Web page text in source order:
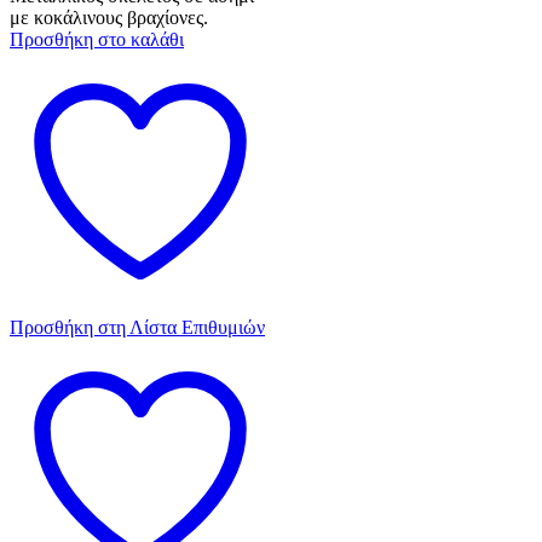
με κοκάλινους βραχίονες.
Προσθήκη στο καλάθι
Προσθήκη στη Λίστα Επιθυμιών